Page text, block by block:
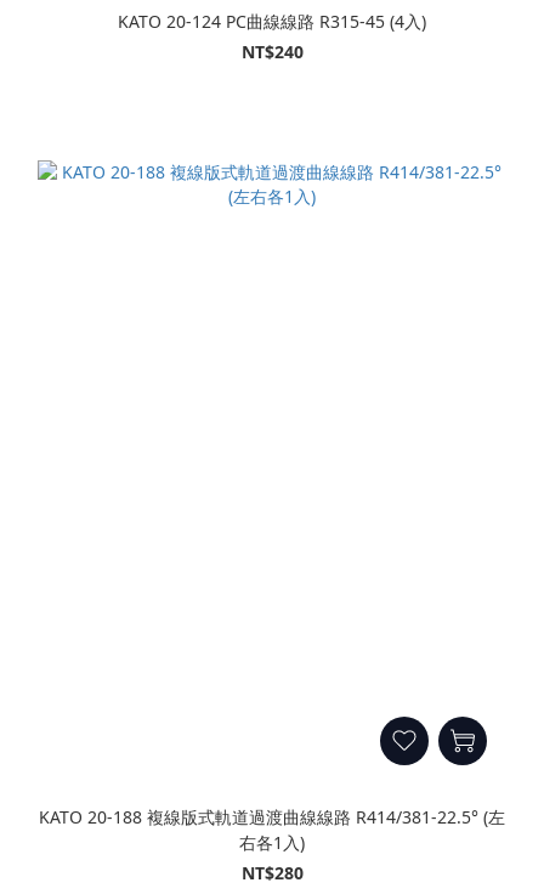
KATO 20-124 PC曲線線路 R315-45 (4入)
NT$240
KATO 20-188 複線版式軌道過渡曲線線路 R414/381-22.5° (左
右各1入)
NT$280